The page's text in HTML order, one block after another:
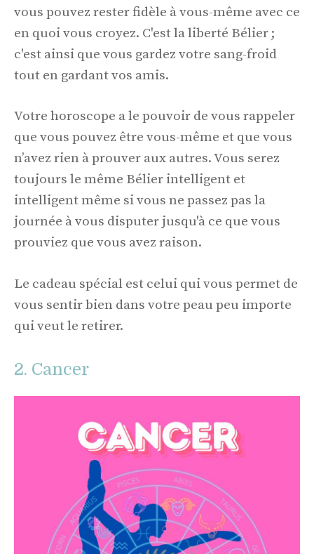
vous pouvez rester fidèle à vous-même avec ce
en quoi vous croyez. C'est la liberté Bélier ;
c'est ainsi que vous gardez votre sang-froid
tout en gardant vos amis.
Votre horoscope a le pouvoir de vous rappeler
que vous pouvez être vous-même et que vous
n’avez rien à prouver aux autres. Vous serez
toujours le même Bélier intelligent et
intelligent même si vous ne passez pas la
journée à vous disputer jusqu'à ce que vous
prouviez que vous avez raison.
Le cadeau spécial est celui qui vous permet de
vous sentir bien dans votre peau peu importe
qui veut le retirer.
2. Cancer